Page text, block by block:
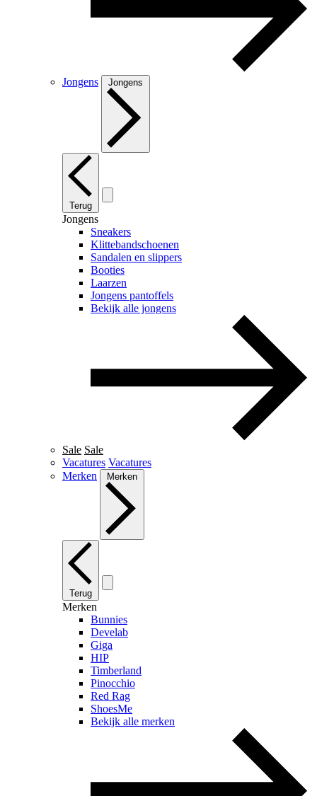
Jongens Jongens
Terug
Jongens
Sneakers
Klittebandschoenen
Sandalen en slippers
Booties
Laarzen
Jongens pantoffels
Bekijk alle jongens
Sale Sale
Vacatures Vacatures
Merken
Merken
Terug
Merken
Bunnies
Develab
Giga
HIP
Timberland
Pinocchio
Red Rag
ShoesMe
Bekijk alle merken